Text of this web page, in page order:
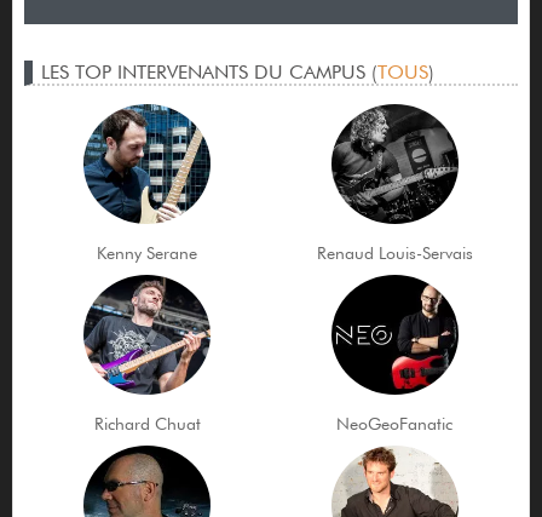
LES TOP INTERVENANTS DU CAMPUS (TOUS)
Kenny Serane Renaud Louis-Servais
Richard Chuat NeoGeoFanatic